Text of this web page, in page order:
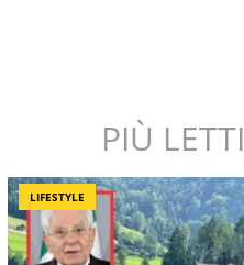
PIÙ LETTI
LIFESTYLE